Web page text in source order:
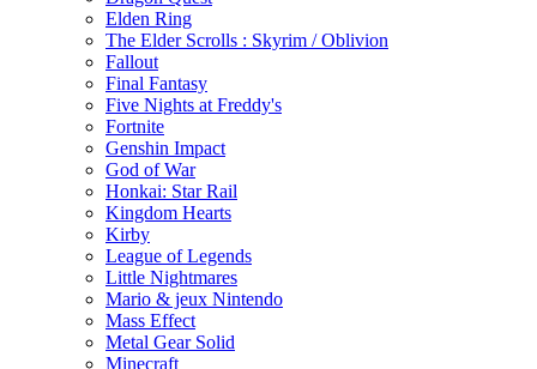
Elden Ring
The Elder Scrolls : Skyrim / Oblivion
Fallout
Final Fantasy
Five Nights at Freddy's
Fortnite
Genshin Impact
God of War
Honkai: Star Rail
Kingdom Hearts
Kirby
League of Legends
Little Nightmares
Mario & jeux Nintendo
Mass Effect
Metal Gear Solid
Minecraft